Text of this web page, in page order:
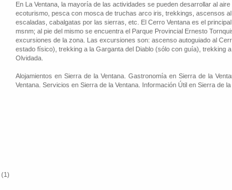
En La Ventana, la mayoría de las actividades se pueden desarrollar al
ecoturismo, pesca con mosca de truchas arco iris, trekkings, ascensos
escaladas, cabalgatas por las sierras, etc. El Cerro Ventana es el
msnm; al pie del mismo se encuentra el Parque Provincial Ernesto
excursiones de la zona. Las excursiones son: ascenso autoguiado al
estado físico), trekking a la Garganta del Diablo (sólo con guía), trekking
Olvidada.
Alojamientos en Sierra de la Ventana. Gastronomía en Sierra de la
Ventana. Servicios en Sierra de la Ventana. Información Útil en Sierra de la